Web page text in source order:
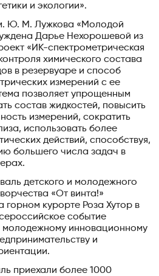
и экологии».
Ю. М. Лужкова «Молодой
Дарье Нехорошевой из
«ИК-спектрометрическая
химического состава
в резервуаре и способ
измерений с ее
позволяет упрощенным
состав жидкостей, повысить
измерений, сократить
использовать более
действий, способствуя,
большего числа задач в
детского и молодежного
«От винта!»
горном курорте Роза Хутор в
событие
инновационному
и
приехали более 1000